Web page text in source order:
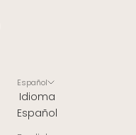
Español
Idioma
Español